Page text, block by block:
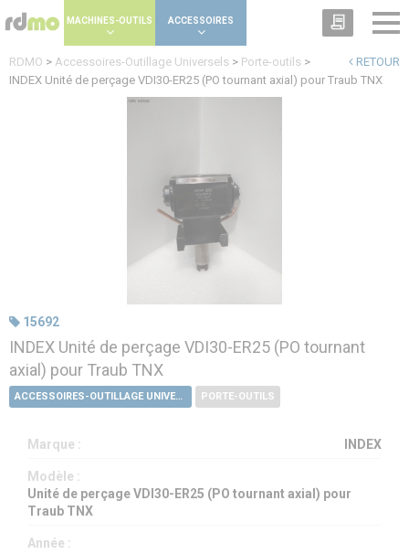
MACHINES-OUTILS ACCESSOIRES
RETOUR
RDMO > Accessoires-Outillage Universels > Porte-outils >
INDEX Unité de perçage VDI30-ER25 (PO tournant axial) pour Traub TNX
15692
INDEX Unité de perçage VDI30-ER25 (PO tournant
axial) pour Traub TNX
ACCESSOIRES-OUTILLAGE UNIVERSELS PORTE-OUTILS
Marque : INDEX
Modèle :
Unité de perçage VDI30-ER25 (PO tournant axial) pour
Traub TNX
Année :